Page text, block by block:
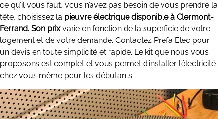
ce qu’il vous faut, vous n’avez pas besoin de vous prendre la
tête, choisissez la pieuvre électrique disponible à Clermont-
Ferrand. Son prixvarie en fonction de la superficie de votre
logement et de votre demande. Contactez Prefa Elec pour
un devis en toute simplicité et rapide. Le kit que nous vous
proposons est complet et vous permet d’installer l’électricité
chez vous même pour les débutants.